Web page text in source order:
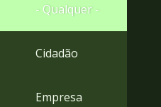
rodapé
- Qualquer -
Cidadão
Empresa